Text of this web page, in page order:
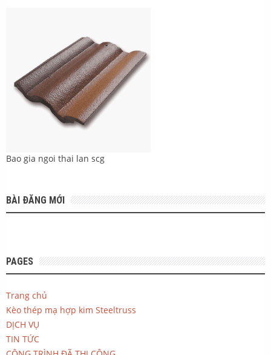
Bao gia ngoi thai lan scg
BÀI ĐĂNG MỚI
PAGES
Trang chủ
Kèo thép mạ hợp kim Steeltruss
DỊCH VỤ
TIN TỨC